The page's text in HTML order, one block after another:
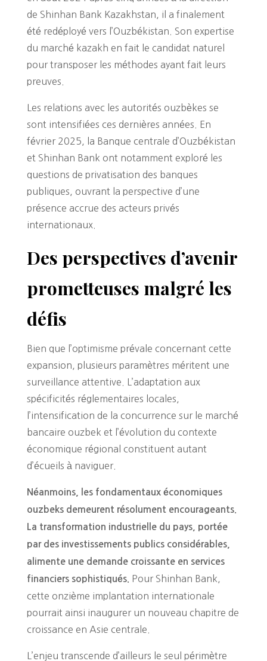
de Shinhan Bank Kazakhstan, il a finalement
été redéployé vers l’Ouzbékistan. Son expertise
du marché kazakh en fait le candidat naturel
pour transposer les méthodes ayant fait leurs
preuves.
Les relations avec les autorités ouzbèkes se
sont intensifiées ces dernières années. En
février 2025, la Banque centrale d’Ouzbékistan
et Shinhan Bank ont notamment exploré les
questions de privatisation des banques
publiques, ouvrant la perspective d’une
présence accrue des acteurs privés
internationaux.
Des perspectives d’avenir
prometteuses malgré les
défis
Bien que l’optimisme prévale concernant cette
expansion, plusieurs paramètres méritent une
surveillance attentive. L’adaptation aux
spécificités réglementaires locales,
l’intensification de la concurrence sur le marché
bancaire ouzbek et l’évolution du contexte
économique régional constituent autant
d’écueils à naviguer.
Néanmoins, les fondamentaux économiques
ouzbeks demeurent résolument encourageants.
La transformation industrielle du pays, portée
par des investissements publics considérables,
alimente une demande croissante en services
financiers sophistiqués. Pour Shinhan Bank,
cette onzième implantation internationale
pourrait ainsi inaugurer un nouveau chapitre de
croissance en Asie centrale.
L’enjeu transcende d’ailleurs le seul périmètre